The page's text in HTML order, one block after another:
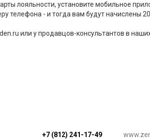
лояльности, установите мобильное
телефона - и тогда вам будут начислены
или у продавцов-консультантов в
+7 (812) 241-17-49